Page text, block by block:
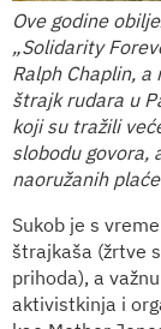
Ove godine
„Solidarity
Ralph Chaplin,
štrajk rudara u
koji su tražili
slobodu govora,
naoružanih
Sukob je s
štrajkaša (žrtve
prihoda), a
aktivistkinja i